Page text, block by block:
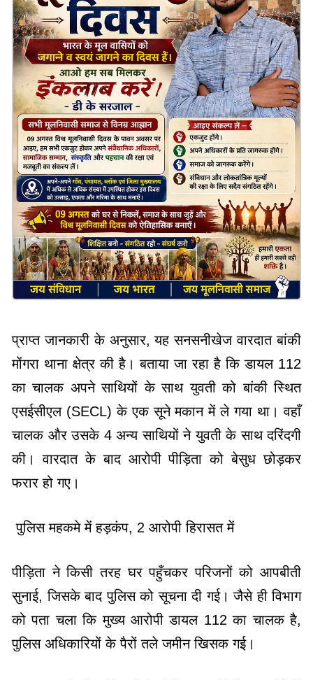
प्राप्त जानकारी के अनुसार, यह सनसनीखेज वारदात बांकी
मोंगरा थाना क्षेत्र की है। बताया जा रहा है कि डायल 112
का चालक अपने साथियों के साथ युवती को बांकी स्थित
एसईसीएल (SECL) के एक सूने मकान में ले गया था। वहाँ
चालक और उसके 4 अन्य साथियों ने युवती के साथ दरिंदगी
की। वारदात के बाद आरोपी पीड़िता को बेसुध छोड़कर
फरार हो गए।
पुलिस महकमे में हड़कंप, 2 आरोपी हिरासत में
पीड़िता ने किसी तरह घर पहुँचकर परिजनों को आपबीती
सुनाई, जिसके बाद पुलिस को सूचना दी गई। जैसे ही विभाग
को पता चला कि मुख्य आरोपी डायल 112 का चालक है,
पुलिस अधिकारियों के पैरों तले जमीन खिसक गई।